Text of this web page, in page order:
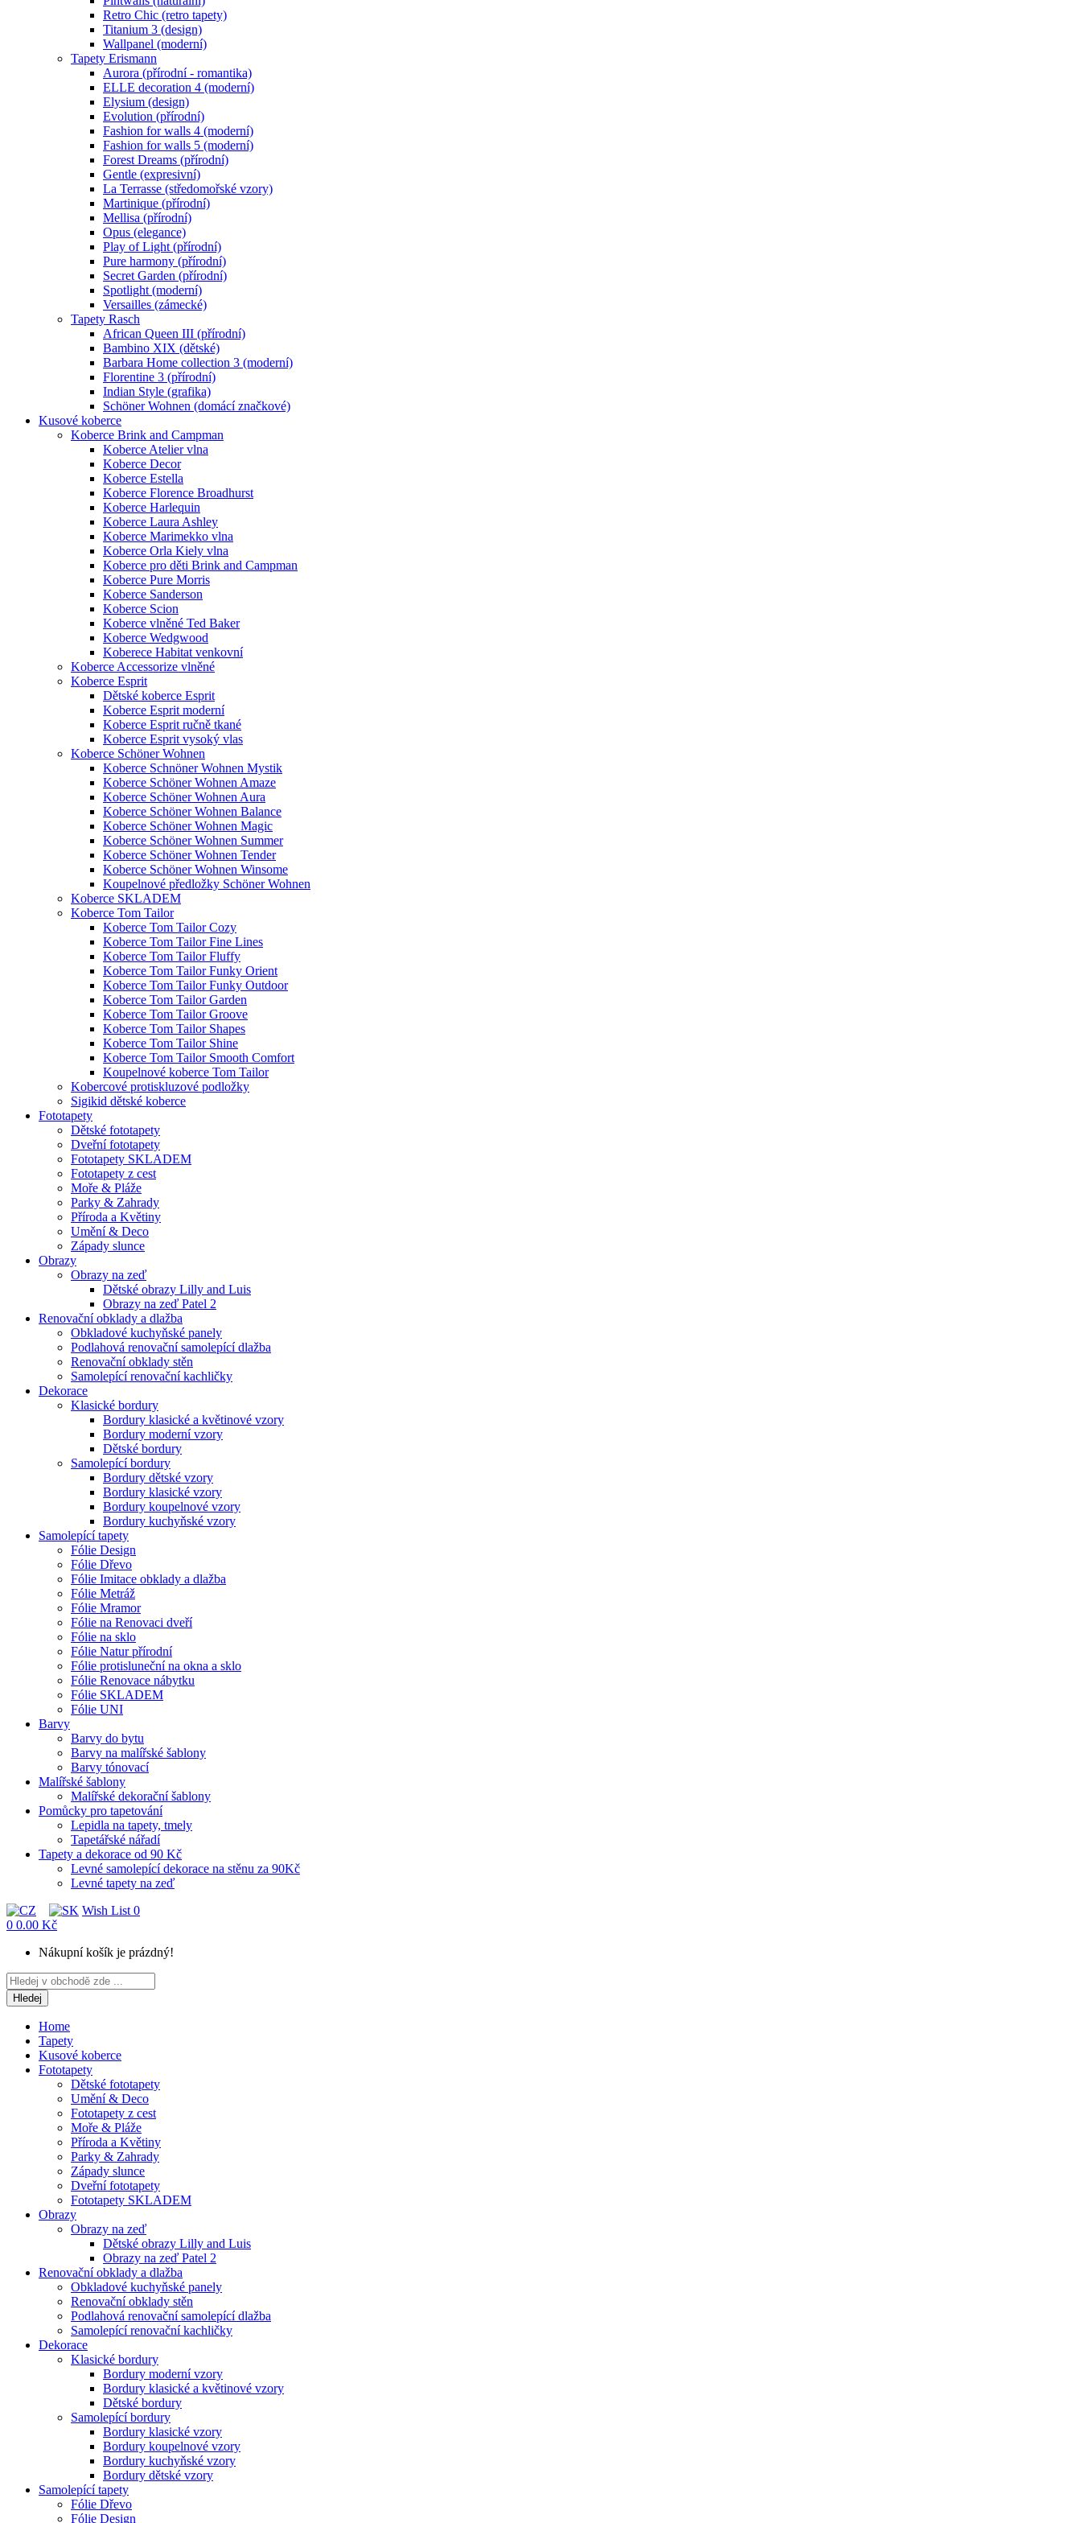
Retro Chic (retro tapety)
Titanium 3 (design)
Wallpanel (moderní)
Tapety Erismann
Aurora (přírodní - romantika)
ELLE decoration 4 (moderní)
Elysium (design)
Evolution (přírodní)
Fashion for walls 4 (moderní)
Fashion for walls 5 (moderní)
Forest Dreams (přírodní)
Gentle (expresivní)
La Terrasse (středomořské vzory)
Martinique (přírodní)
Mellisa (přírodní)
Opus (elegance)
Play of Light (přírodní)
Pure harmony (přírodní)
Secret Garden (přírodní)
Spotlight (moderní)
Versailles (zámecké)
Tapety Rasch
African Queen III (přírodní)
Bambino XIX (dětské)
Barbara Home collection 3 (moderní)
Florentine 3 (přírodní)
Indian Style (grafika)
Schöner Wohnen (domácí značkové)
Kusové koberce
Koberce Brink and Campman
Koberce Atelier vlna
Koberce Decor
Koberce Estella
Koberce Florence Broadhurst
Koberce Harlequin
Koberce Laura Ashley
Koberce Marimekko vlna
Koberce Orla Kiely vlna
Koberce pro děti Brink and Campman
Koberce Pure Morris
Koberce Sanderson
Koberce Scion
Koberce vlněné Ted Baker
Koberce Wedgwood
Koberece Habitat venkovní
Koberce Accessorize vlněné
Koberce Esprit
Dětské koberce Esprit
Koberce Esprit moderní
Koberce Esprit ručně tkané
Koberce Esprit vysoký vlas
Koberce Schöner Wohnen
Koberce Schnöner Wohnen Mystik
Koberce Schöner Wohnen Amaze
Koberce Schöner Wohnen Aura
Koberce Schöner Wohnen Balance
Koberce Schöner Wohnen Magic
Koberce Schöner Wohnen Summer
Koberce Schöner Wohnen Tender
Koberce Schöner Wohnen Winsome
Koupelnové předložky Schöner Wohnen
Koberce SKLADEM
Koberce Tom Tailor
Koberce Tom Tailor Cozy
Koberce Tom Tailor Fine Lines
Koberce Tom Tailor Fluffy
Koberce Tom Tailor Funky Orient
Koberce Tom Tailor Funky Outdoor
Koberce Tom Tailor Garden
Koberce Tom Tailor Groove
Koberce Tom Tailor Shapes
Koberce Tom Tailor Shine
Koberce Tom Tailor Smooth Comfort
Koupelnové koberce Tom Tailor
Kobercové protiskluzové podložky
Sigikid dětské koberce
Fototapety
Dětské fototapety
Dveřní fototapety
Fototapety SKLADEM
Fototapety z cest
Moře & Pláže
Parky & Zahrady
Příroda a Květiny
Umění & Deco
Západy slunce
Obrazy
Obrazy na zeď
Dětské obrazy Lilly and Luis
Obrazy na zeď Patel 2
Renovační obklady a dlažba
Obkladové kuchyňské panely
Podlahová renovační samolepící dlažba
Renovační obklady stěn
Samolepící renovační kachličky
Dekorace
Klasické bordury
Bordury klasické a květinové vzory
Bordury moderní vzory
Dětské bordury
Samolepící bordury
Bordury dětské vzory
Bordury klasické vzory
Bordury koupelnové vzory
Bordury kuchyňské vzory
Samolepící tapety
Fólie Design
Fólie Dřevo
Fólie Imitace obklady a dlažba
Fólie Metráž
Fólie Mramor
Fólie na Renovaci dveří
Fólie na sklo
Fólie Natur přírodní
Fólie protisluneční na okna a sklo
Fólie Renovace nábytku
Fólie SKLADEM
Fólie UNI
Barvy
Barvy do bytu
Barvy na malířské šablony
Barvy tónovací
Malířské šablony
Malířské dekorační šablony
Pomůcky pro tapetování
Lepidla na tapety, tmely
Tapetářské nářadí
Tapety a dekorace od 90 Kč
Levné samolepící dekorace na stěnu za 90Kč
Levné tapety na zeď
Wish List 0
0 0.00 Kč
Nákupní košík je prázdný!
Hledej
Home
Tapety
Kusové koberce
Fototapety
Dětské fototapety
Umění & Deco
Fototapety z cest
Moře & Pláže
Příroda a Květiny
Parky & Zahrady
Západy slunce
Dveřní fototapety
Fototapety SKLADEM
Obrazy
Obrazy na zeď
Dětské obrazy Lilly and Luis
Obrazy na zeď Patel 2
Renovační obklady a dlažba
Obkladové kuchyňské panely
Renovační obklady stěn
Podlahová renovační samolepící dlažba
Samolepící renovační kachličky
Dekorace
Klasické bordury
Bordury moderní vzory
Bordury klasické a květinové vzory
Dětské bordury
Samolepící bordury
Bordury klasické vzory
Bordury koupelnové vzory
Bordury kuchyňské vzory
Bordury dětské vzory
Samolepící tapety
Fólie Dřevo
Fólie Design